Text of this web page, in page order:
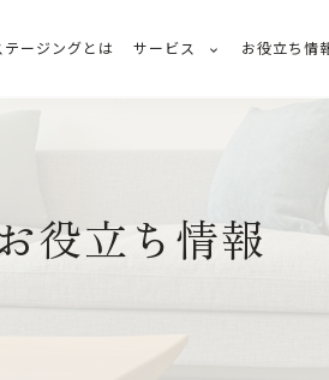
テージングとは サービス お役立ち情
役立ち情報